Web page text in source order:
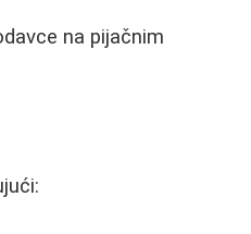
na pijačnim